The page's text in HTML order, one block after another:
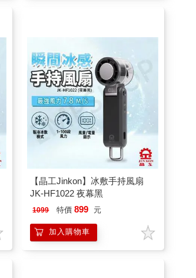
【晶工Jinkon】冰敷手持風扇
JK-HF1022 夜幕黑
1099 特價 899 元
加入購物車